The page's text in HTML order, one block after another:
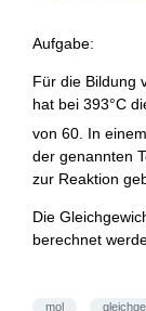
Aufgabe:
Für die Bildung
hat bei 393°C
von 60. In
der genannten
zur Reaktion
Die
berechnet
mol